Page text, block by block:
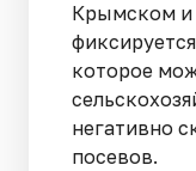
Крымском и
которое
негативно
посевов.